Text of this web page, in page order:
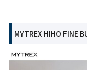
MYTREX HIHO FINE